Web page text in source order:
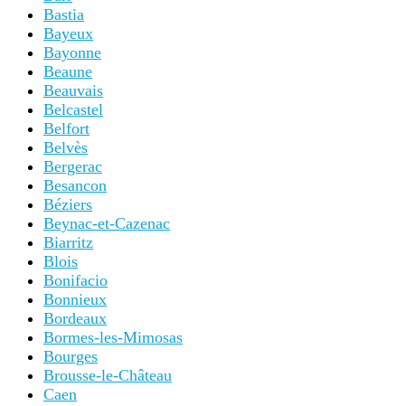
Bastia
Bayeux
Bayonne
Beaune
Beauvais
Belcastel
Belfort
Belvès
Bergerac
Besancon
Béziers
Beynac-et-Cazenac
Biarritz
Blois
Bonifacio
Bonnieux
Bordeaux
Bormes-les-Mimosas
Bourges
Brousse-le-Château
Caen